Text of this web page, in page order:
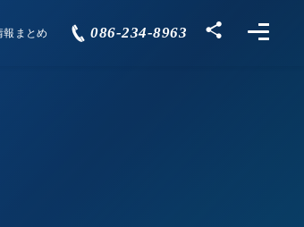
報まとめ 086-234-8963